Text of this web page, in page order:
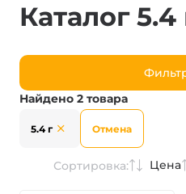
Каталог 5.4
Найдено 2 товара
5.4 г Отмена
Сортировка: Цена